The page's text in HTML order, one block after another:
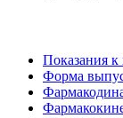
Показания
Форма